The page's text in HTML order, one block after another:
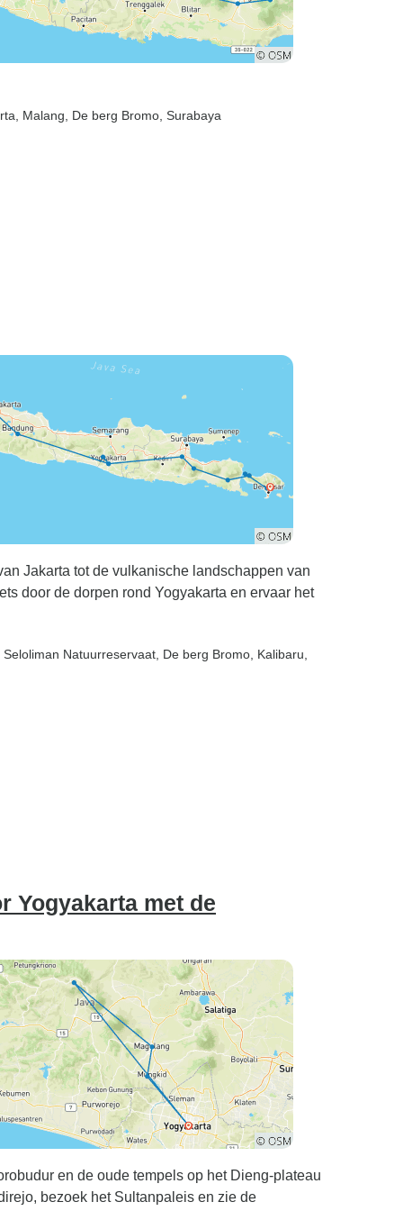
en
vooral
, Malang , De berg Bromo , Surabaya
Jakarta tot de vulkanische landschappen van
door de dorpen rond Yogyakarta en ervaar het
Seloliman Natuurreservaat , De berg Bromo , Kalibaru
Yogyakarta met de
en de oude tempels op het Dieng-plateau
bezoek het Sultanpaleis en zie de